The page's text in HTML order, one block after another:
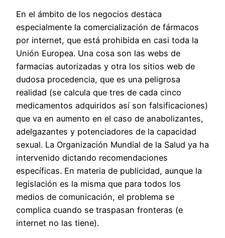
En el ámbito de los negocios destaca
especialmente la comercialización de fármacos
por internet, que está prohibida en casi toda la
Unión Europea. Una cosa son las webs de
farmacias autorizadas y otra los sitios web de
dudosa procedencia, que es una peligrosa
realidad (se calcula que tres de cada cinco
medicamentos adquiridos así son falsificaciones)
que va en aumento en el caso de anabolizantes,
adelgazantes y potenciadores de la capacidad
sexual. La Organización Mundial de la Salud ya ha
intervenido dictando recomendaciones
específicas. En materia de publicidad, aunque la
legislación es la misma que para todos los
medios de comunicación, el problema se
complica cuando se traspasan fronteras (e
internet no las tiene).